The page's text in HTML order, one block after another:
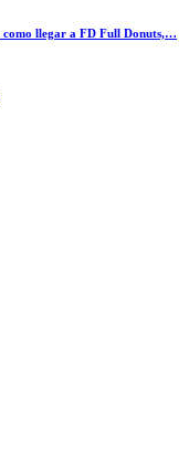
como llegar a FD Full Donuts,…